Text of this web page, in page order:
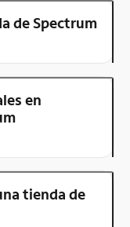
de Spectrum
en
tienda de